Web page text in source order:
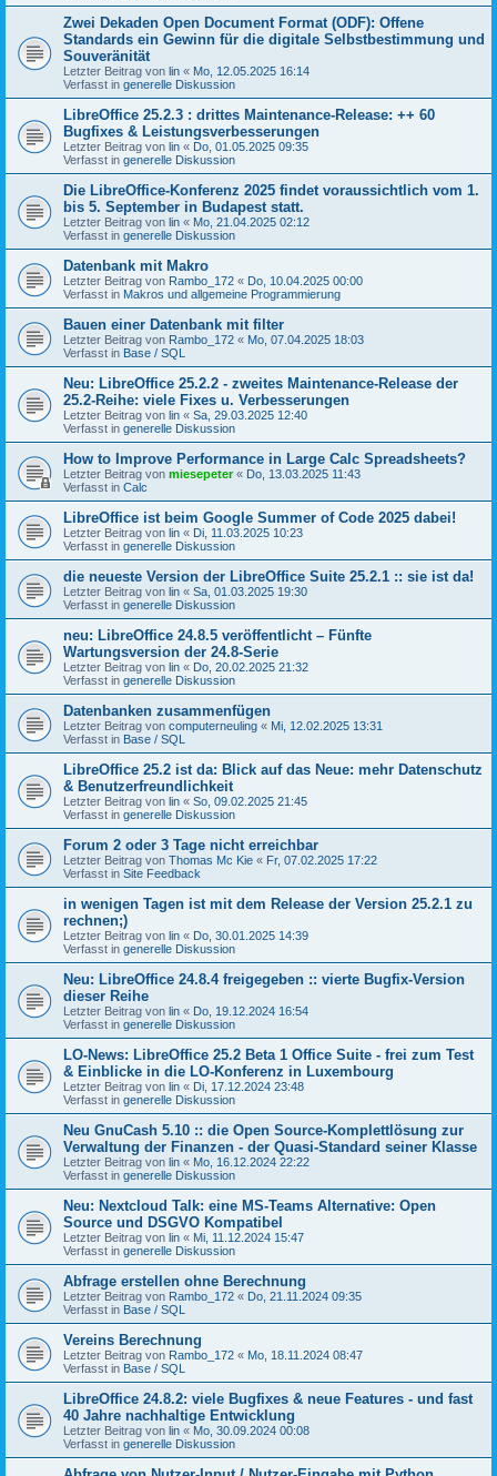
Zwei Dekaden Open Document Format (ODF): Offene
Standards ein Gewinn für die digitale Selbstbestimmung und
Souveränität
Letzter Beitrag von lin « Mo, 12.05.2025 16:14
Verfasst in generelle Diskussion
LibreOffice 25.2.3 : drittes Maintenance-Release: ++ 60
Bugfixes & Leistungsverbesserungen
Letzter Beitrag von lin « Do, 01.05.2025 09:35
Verfasst in generelle Diskussion
Die LibreOffice-Konferenz 2025 findet voraussichtlich vom 1.
bis 5. September in Budapest statt.
Letzter Beitrag von lin « Mo, 21.04.2025 02:12
Verfasst in generelle Diskussion
Datenbank mit Makro
Letzter Beitrag von Rambo_172 « Do, 10.04.2025 00:00
Verfasst in Makros und allgemeine Programmierung
Bauen einer Datenbank mit filter
Letzter Beitrag von Rambo_172 « Mo, 07.04.2025 18:03
Verfasst in Base / SQL
Neu: LibreOffice 25.2.2 - zweites Maintenance-Release der
25.2-Reihe: viele Fixes u. Verbesserungen
Letzter Beitrag von lin « Sa, 29.03.2025 12:40
Verfasst in generelle Diskussion
How to Improve Performance in Large Calc Spreadsheets?
Letzter Beitrag von miesepeter« Do, 13.03.2025 11:43
Verfasst in Calc
LibreOffice ist beim Google Summer of Code 2025 dabei!
Letzter Beitrag von lin « Di, 11.03.2025 10:23
Verfasst in generelle Diskussion
die neueste Version der LibreOffice Suite 25.2.1 :: sie ist da!
Letzter Beitrag von lin « Sa, 01.03.2025 19:30
Verfasst in generelle Diskussion
neu: LibreOffice 24.8.5 veröffentlicht – Fünfte
Wartungsversion der 24.8-Serie
Letzter Beitrag von lin « Do, 20.02.2025 21:32
Verfasst in generelle Diskussion
Datenbanken zusammenfügen
Letzter Beitrag von computerneuling « Mi, 12.02.2025 13:31
Verfasst in Base / SQL
LibreOffice 25.2 ist da: Blick auf das Neue: mehr Datenschutz
& Benutzerfreundlichkeit
Letzter Beitrag von lin « So, 09.02.2025 21:45
Verfasst in generelle Diskussion
Forum 2 oder 3 Tage nicht erreichbar
Letzter Beitrag von Thomas Mc Kie « Fr, 07.02.2025 17:22
Verfasst in Site Feedback
in wenigen Tagen ist mit dem Release der Version 25.2.1 zu
rechnen;)
Letzter Beitrag von lin « Do, 30.01.2025 14:39
Verfasst in generelle Diskussion
Neu: LibreOffice 24.8.4 freigegeben :: vierte Bugfix-Version
dieser Reihe
Letzter Beitrag von lin « Do, 19.12.2024 16:54
Verfasst in generelle Diskussion
LO-News: LibreOffice 25.2 Beta 1 Office Suite - frei zum Test
& Einblicke in die LO-Konferenz in Luxembourg
Letzter Beitrag von lin « Di, 17.12.2024 23:48
Verfasst in generelle Diskussion
Neu GnuCash 5.10 :: die Open Source-Komplettlösung zur
Verwaltung der Finanzen - der Quasi-Standard seiner Klasse
Letzter Beitrag von lin « Mo, 16.12.2024 22:22
Verfasst in generelle Diskussion
Neu: Nextcloud Talk: eine MS-Teams Alternative: Open
Source und DSGVO Kompatibel
Letzter Beitrag von lin « Mi, 11.12.2024 15:47
Verfasst in generelle Diskussion
Abfrage erstellen ohne Berechnung
Letzter Beitrag von Rambo_172 « Do, 21.11.2024 09:35
Verfasst in Base / SQL
Vereins Berechnung
Letzter Beitrag von Rambo_172 « Mo, 18.11.2024 08:47
Verfasst in Base / SQL
LibreOffice 24.8.2: viele Bugfixes & neue Features - und fast
40 Jahre nachhaltige Entwicklung
Letzter Beitrag von lin « Mo, 30.09.2024 00:08
Verfasst in generelle Diskussion